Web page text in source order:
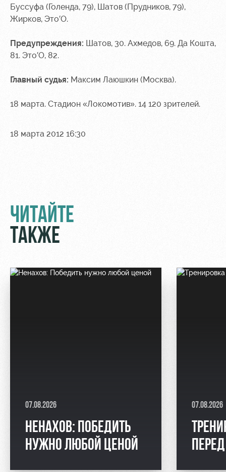
Буссуфа (Голенда, 79), Шатов (Прудников, 79),
Жирков, Это′О.
Предупреждения: Шатов, 30. Ахмедов, 69. Да Кошта,
81. Это′О, 82.
Главный судья: Максим Лаюшкин (Москва).
18 марта. Стадион «Локомотив». 14 120 зрителей.
18 марта 2012 16:30
ЧИТАЙТЕ
ТАКЖЕ
07.08.2026
НЕНАХОВ: ПОБЕДИТЬ
НУЖНО ЛЮБОЙ ЦЕНОЙ
07.08.2026